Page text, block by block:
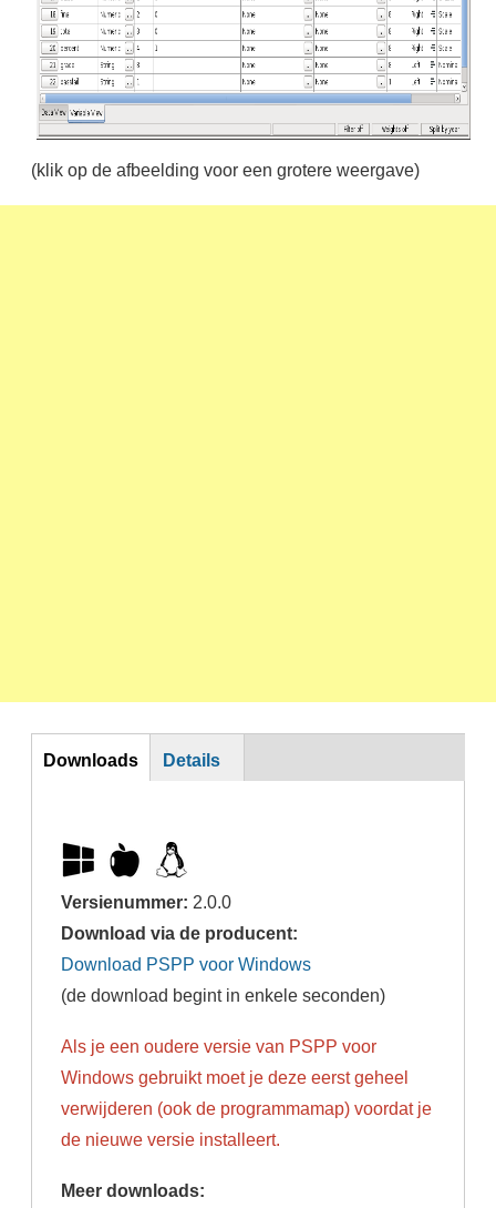
(klik op de afbeelding voor een grotere weergave)
DL
Downloads Details
Versienummer: 2.0.0
Download via de producent:
Download PSPP voor Windows
(de download begint in enkele seconden)
Als je een oudere versie van PSPP voor
Windows gebruikt moet je deze eerst geheel
verwijderen (ook de programmamap) voordat je
de nieuwe versie installeert.
Meer downloads: